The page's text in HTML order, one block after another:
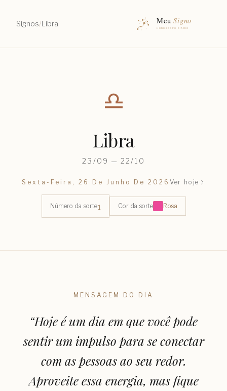
Signos/Libra
♎︎
Libra
23/09 — 22/10
Sexta-Feira, 26 De Junho De 2026 Ver hoje
Número da sorte1 Cor da sorte Rosa
MENSAGEM DO DIA
“Hoje é um dia em que você pode
sentir um impulso para se conectar
com as pessoas ao seu redor.
Aproveite essa energia, mas fique